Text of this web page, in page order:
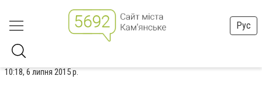
Рус
10:18, 6 липня 2015 р.